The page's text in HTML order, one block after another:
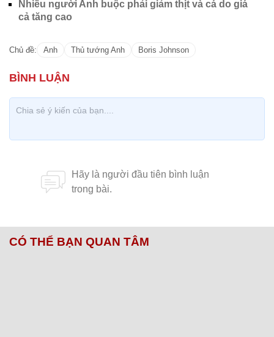
Nhiều người Anh buộc phải giảm thịt và cá do giá
cả tăng cao
Chủ đề: Anh Thủ tướng Anh Boris Johnson
CÓ THỂ BẠN QUAN TÂM